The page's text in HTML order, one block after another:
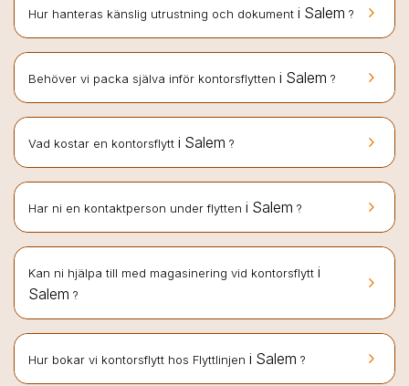
keyboard_arrow_right
Hur hanteras känslig utrustning och dokument i Salem ?
keyboard_arrow_right
Behöver vi packa själva inför kontorsflytten i Salem ?
keyboard_arrow_right
Vad kostar en kontorsflytt i Salem ?
keyboard_arrow_right
Har ni en kontaktperson under flytten i Salem ?
keyboard_arrow_right
Kan ni hjälpa till med magasinering vid kontorsflytt i
Salem ?
keyboard_arrow_right
Hur bokar vi kontorsflytt hos Flyttlinjen i Salem ?